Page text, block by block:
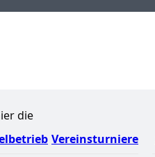
Vereinsturniere
die